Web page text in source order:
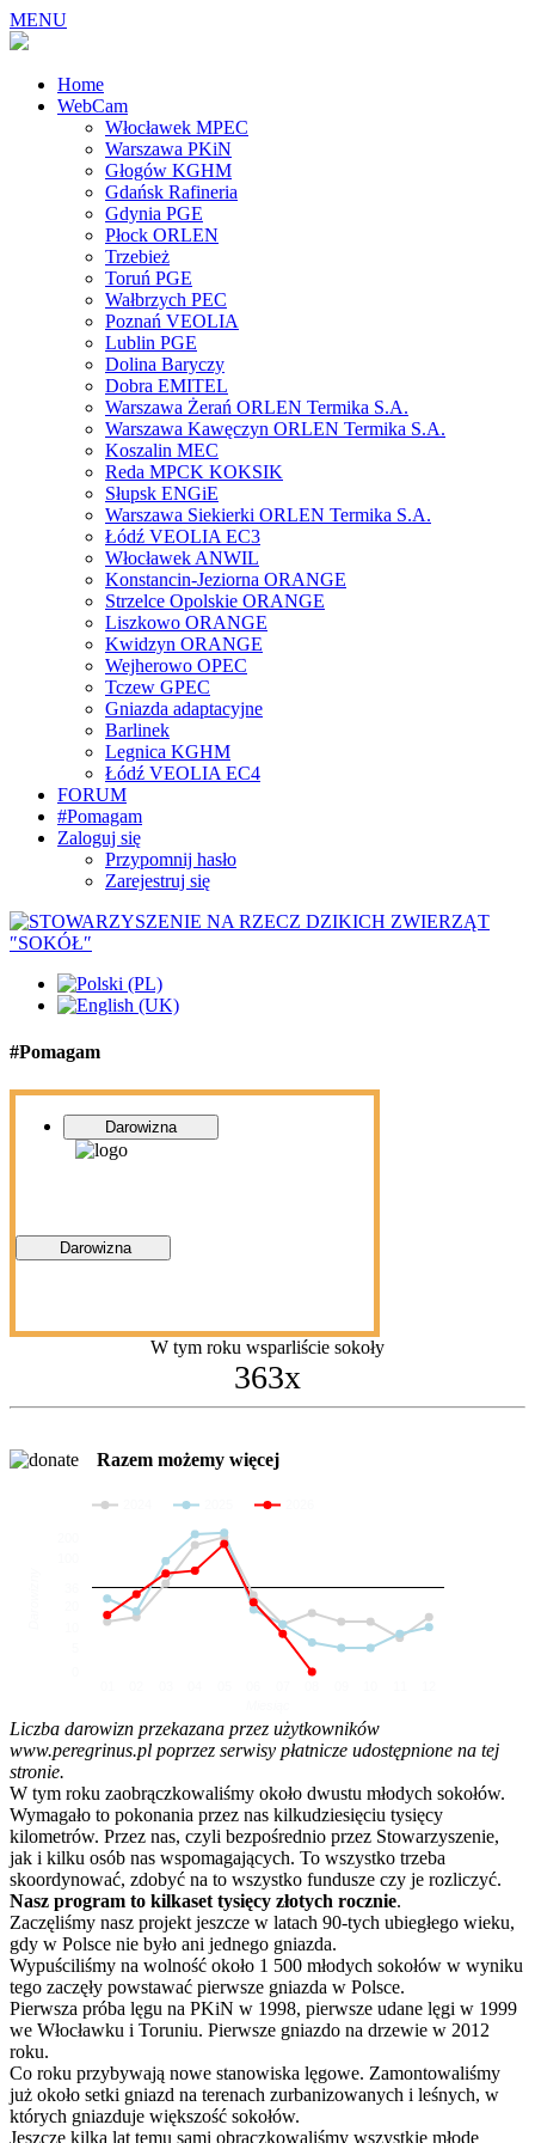
MENU
Home
WebCam
Włocławek MPEC
Warszawa PKiN
Głogów KGHM
Gdańsk Rafineria
Gdynia PGE
Płock ORLEN
Trzebież
Toruń PGE
Wałbrzych PEC
Poznań VEOLIA
Lublin PGE
Dolina Baryczy
Dobra EMITEL
Warszawa Żerań ORLEN Termika S.A.
Warszawa Kawęczyn ORLEN Termika S.A.
Koszalin MEC
Reda MPCK KOKSIK
Słupsk ENGiE
Warszawa Siekierki ORLEN Termika S.A.
Łódź VEOLIA EC3
Włocławek ANWIL
Konstancin-Jeziorna ORANGE
Strzelce Opolskie ORANGE
Liszkowo ORANGE
Kwidzyn ORANGE
Wejherowo OPEC
Tczew GPEC
Gniazda adaptacyjne
Barlinek
Legnica KGHM
Łódź VEOLIA EC4
FORUM
#Pomagam
Zaloguj się
Przypomnij hasło
Zarejestruj się
#Pomagam
Darowizna
Darowizna
W tym roku wsparliście sokoły
363x
Razem możemy więcej
Liczba darowizn przekazana przez użytkowników
www.peregrinus.pl poprzez serwisy płatnicze udostępnione na tej
stronie.
W tym roku zaobrączkowaliśmy około dwustu młodych sokołów.
Wymagało to pokonania przez nas kilkudziesięciu tysięcy
kilometrów. Przez nas, czyli bezpośrednio przez Stowarzyszenie,
jak i kilku osób nas wspomagających. To wszystko trzeba
skoordynować, zdobyć na to wszystko fundusze czy je rozliczyć.
Nasz program to kilkaset tysięcy złotych rocznie.
Zaczęliśmy nasz projekt jeszcze w latach 90-tych ubiegłego wieku,
gdy w Polsce nie było ani jednego gniazda.
Wypuściliśmy na wolność około 1 500 młodych sokołów w wyniku
tego zaczęły powstawać pierwsze gniazda w Polsce.
Pierwsza próba lęgu na PKiN w 1998, pierwsze udane lęgi w 1999
we Włocławku i Toruniu. Pierwsze gniazdo na drzewie w 2012
roku.
Co roku przybywają nowe stanowiska lęgowe. Zamontowaliśmy
już około setki gniazd na terenach zurbanizowanych i leśnych, w
których gniazduje większość sokołów.
Jeszcze kilka lat temu sami obrączkowaliśmy wszystkie młode